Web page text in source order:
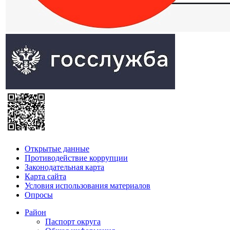
Открытые данные
Противодействие коррупции
Законодательная карта
Карта сайта
Условия использования материалов
Опросы
Район
Паспорт округа